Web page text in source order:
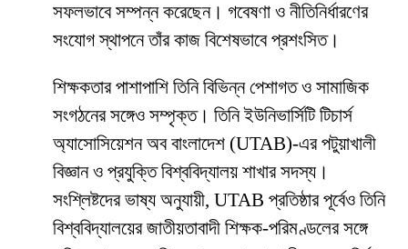
সফলভাবে সম্পন্ন করেছেন। গবেষণা ও নীতিনির্ধারণের
সংযোগ স্থাপনে তাঁর কাজ বিশেষভাবে প্রশংসিত।
শিক্ষকতার পাশাপাশি তিনি বিভিন্ন পেশাগত ও সামাজিক
সংগঠনের সঙ্গেও সম্পৃক্ত। তিনি ইউনিভার্সিটি টিচার্স
অ্যাসোসিয়েশন অব বাংলাদেশ (UTAB)-এর পটুয়াখালী
বিজ্ঞান ও প্রযুক্তি বিশ্ববিদ্যালয় শাখার সদস্য।
সংশ্লিষ্টদের ভাষ্য অনুযায়ী, UTAB প্রতিষ্ঠার পূর্বেও তিনি
বিশ্ববিদ্যালয়ের জাতীয়তাবাদী শিক্ষক-পরিমণ্ডলের সঙ্গে